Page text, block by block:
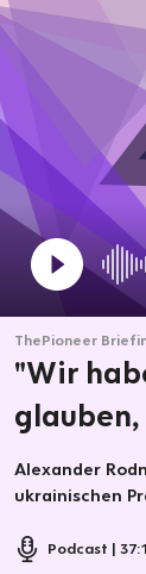
ThePioneer
"Wir
Alexander
ukrainischen
Podcast